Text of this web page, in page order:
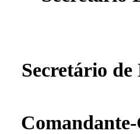
Secretário